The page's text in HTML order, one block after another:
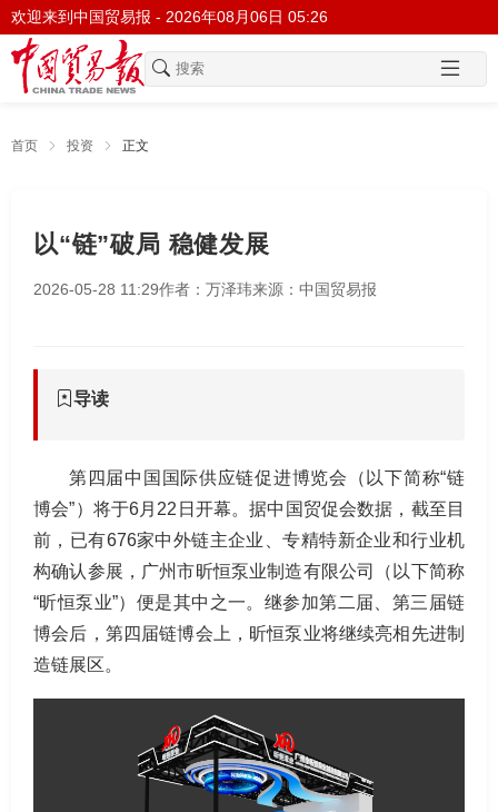
欢迎来到中国贸易报 - 2026年08月06日 05:26
首页 投资 正文
以“链”破局 稳健发展
2026-05-28 11:29作者：万泽玮来源：中国贸易报
导读
第四届中国国际供应链促进博览会（以下简称“链
博会”）将于6月22日开幕。据中国贸促会数据，截至目
前，已有676家中外链主企业、专精特新企业和行业机
构确认参展，广州市昕恒泵业制造有限公司（以下简称
“昕恒泵业”）便是其中之一。继参加第二届、第三届链
博会后，第四届链博会上，昕恒泵业将继续亮相先进制
造链展区。